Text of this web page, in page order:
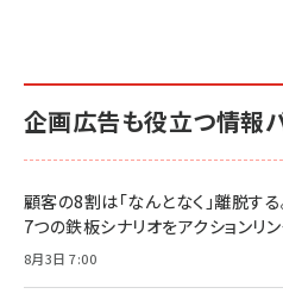
企画広告も役立つ情報バ
顧客の8割は「なんとなく」離脱す
7つの鉄板シナリオをアクションリ
8月3日 7:00